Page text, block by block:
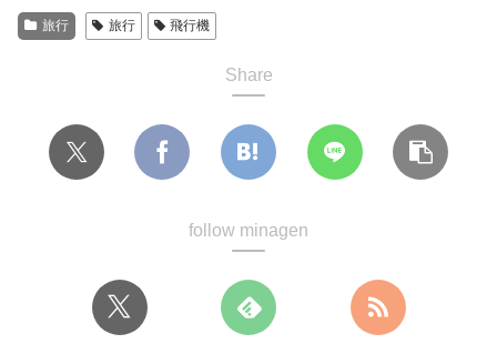
旅行 旅行 飛行機
Share
follow minagen